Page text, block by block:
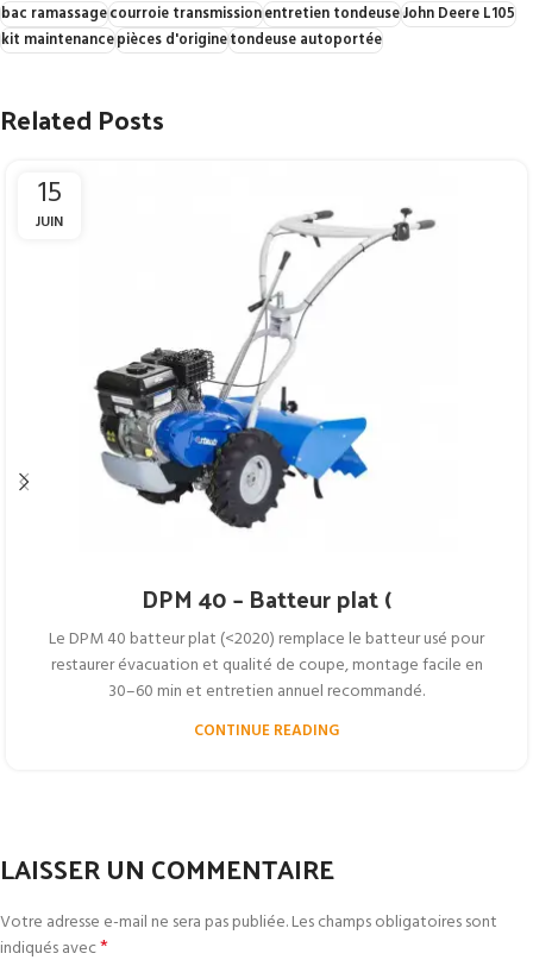
bac ramassagecourroie transmissionentretien tondeuseJohn Deere L105
kit maintenancepièces d'originetondeuse autoportée
Related Posts
15
JUIN
DPM 40 – Batteur plat (
Le DPM 40 batteur plat (<2020) remplace le batteur usé pour
restaurer évacuation et qualité de coupe, montage facile en
30–60 min et entretien annuel recommandé.
CONTINUE READING
LAISSER UN COMMENTAIRE
Votre adresse e-mail ne sera pas publiée.Les champs obligatoires sont
indiqués avec*